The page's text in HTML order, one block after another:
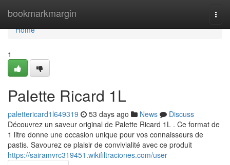
bookmarkmargin
Home
Home
1
Palette Ricard 1L
palettericard1l649319 53 days ago News
Discuss
Découvrez un saveur original de Palette Ricard 1L . Ce format de
1 litre donne une occasion unique pour vos connaisseurs de
pastis. Savourez ce plaisir de convivialité avec ce produit
https://sairamvrc319451.wikifiltraciones.com/user